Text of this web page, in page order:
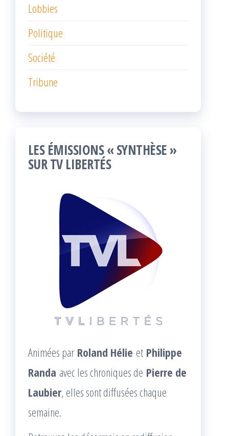
Lobbies
Politique
Société
Tribune
LES ÉMISSIONS « SYNTHÈSE »
SUR TV LIBERTÉS
Animées par Roland Hélie et Philippe
Randa avec les chroniques de Pierre de
Laubier, elles sont diffusées chaque
semaine.